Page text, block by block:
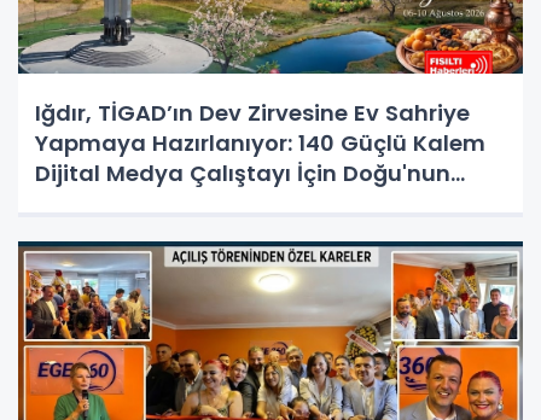
Iğdır, TİGAD’ın Dev Zirvesine Ev Sahriye
Yapmaya Hazırlanıyor: 140 Güçlü Kalem
Dijital Medya Çalıştayı İçin Doğu'nun